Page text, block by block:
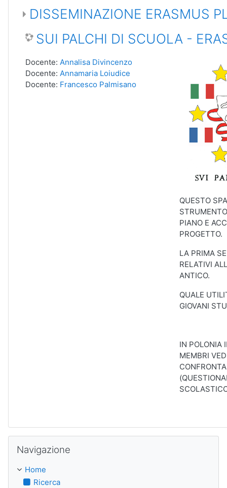
DISSEMINAZIONE ERASMUS
SUI PALCHI DI SCUOLA -
QUESTO
PIANO E
PROGETTO.
LA PRIMA
RELATIVI
ANTICO.
QUALE
GIOVANI
IN POLONIA
MEMBRI
Docente: Annalisa Divincenzo
Docente: Annamaria Loiudice
Docente: Francesco Palmisano
Navigazione
Home
Ricerca